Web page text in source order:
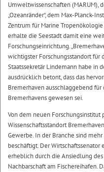
Umweltwissenschaften (MARUM),
„Ozeanränder“, dem Max-Planck-
Zentrum für Marine
erhalte die Seestadt damit eine
Forschungseinrichtung.
wichtigster Forschungsstandort für
Staatssekretär Lindemann habe in
ausdrücklich betont, dass das
Bremerhaven ausschlaggebend
Bremerhavens gewesen sei.
Von dem neuen
Wissenschaftsstandort
Gewerbe. In der Branche sind
beschäftigt. Der
erheblich durch die Ansiedlung
Nachbarschaft am Fischereihafen.